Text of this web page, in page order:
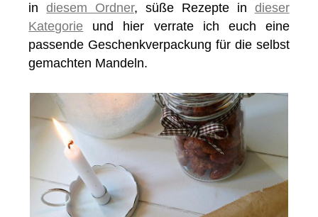
indiesem Ordner, süße Rezepte in dieser
Kategorie und hier verrate ich euch eine
passende Geschenkverpackung für die selbst
gemachten Mandeln.